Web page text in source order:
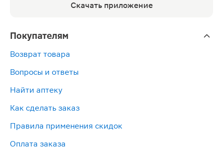
Скачать приложение
Покупателям
Возврат товара
Вопросы и ответы
Найти аптеку
Как сделать заказ
Правила применения скидок
Оплата заказа